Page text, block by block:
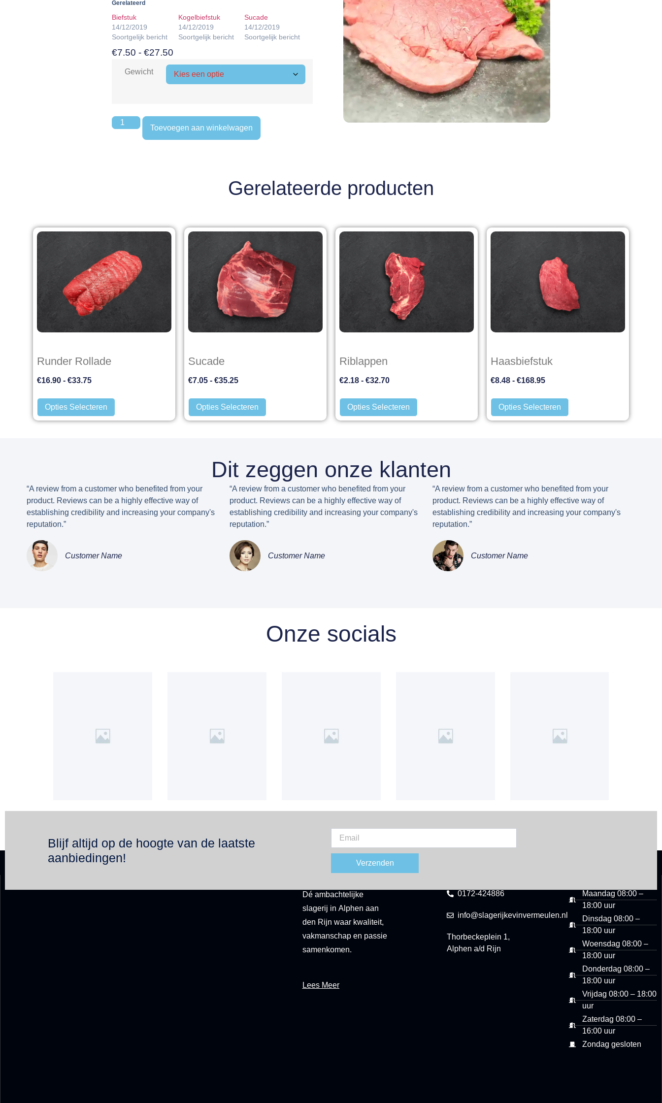
Gerelateerd
Biefstuk
14/12/2019
Soortgelijk bericht
Kogelbiefstuk
14/12/2019
Soortgelijk bericht
Sucade
14/12/2019
Soortgelijk bericht
€7.50 - €27.50
Gewicht
Toevoegen aan winkelwagen
Gerelateerde producten
Runder Rollade
€16.90 - €33.75
Opties Selecteren
Sucade
€7.05 - €35.25
Opties Selecteren
Riblappen
€2.18 - €32.70
Opties Selecteren
Haasbiefstuk
€8.48 - €168.95
Opties Selecteren
Dit zeggen onze klanten
“A review from a customer who benefited from your
product. Reviews can be a highly effective way of
establishing credibility and increasing your company's
reputation.”
Customer Name
“A review from a customer who benefited from your
product. Reviews can be a highly effective way of
establishing credibility and increasing your company's
reputation.”
Customer Name
“A review from a customer who benefited from your
product. Reviews can be a highly effective way of
establishing credibility and increasing your company's
reputation.”
Customer Name
Onze socials
Blijf altijd op de hoogte van de laatste
aanbiedingen!
Verzenden
Dé ambachtelijke
slagerij in Alphen aan
den Rijn waar kwaliteit,
vakmanschap en passie
samenkomen.
Lees Meer
0172-424886
info@slagerijkevinvermeulen.nl
Thorbeckeplein 1,
Alphen a/d Rijn
Maandag 08:00 –
18:00 uur
Dinsdag 08:00 –
18:00 uur
Woensdag 08:00 –
18:00 uur
Donderdag 08:00 –
18:00 uur
Vrijdag 08:00 – 18:00
uur
Zaterdag 08:00 –
16:00 uur
Zondag gesloten